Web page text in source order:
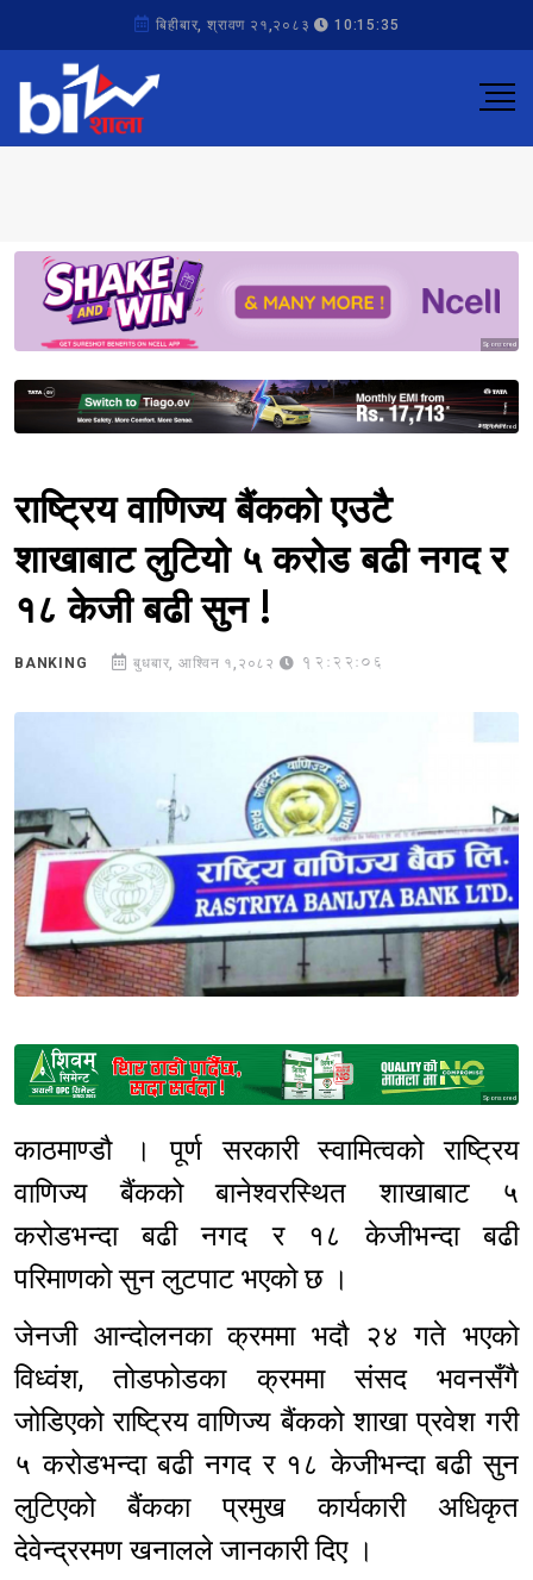
बिहीबार, श्रावण २१,२०८३ 10:15:35
Sponsored
Sponsored
राष्ट्रिय वाणिज्य बैंकको एउटै
शाखाबाट लुटियो ५ करोड बढी नगद र
१८ केजी बढी सुन !
BANKING बुधबार, आश्विन १,२०८२ 12:22:06
Sponsored
काठमाण्डौ । पूर्ण सरकारी स्वामित्वको राष्ट्रिय
वाणिज्य बैंकको बानेश्वरस्थित शाखाबाट ५
करोडभन्दा बढी नगद र १८ केजीभन्दा बढी
परिमाणको सुन लुटपाट भएको छ ।
जेनजी आन्दोलनका क्रममा भदौ २४ गते भएको
विध्वंश, तोडफोडका क्रममा संसद भवनसँगै
जोडिएको राष्ट्रिय वाणिज्य बैंकको शाखा प्रवेश गरी
५ करोडभन्दा बढी नगद र १८ केजीभन्दा बढी सुन
लुटिएको बैंकका प्रमुख कार्यकारी अधिकृत
देवेन्द्ररमण खनालले जानकारी दिए ।